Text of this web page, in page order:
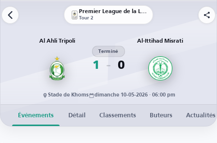
Premier League de la Libye
Tour 2
Al Ahli Tripoli
1
Terminé
0
Al-Ittihad Misrati
Stade de Khoms dimanche 10-05-2026 · 06:00 pm
Événements Détail Classements Buteurs Actualités